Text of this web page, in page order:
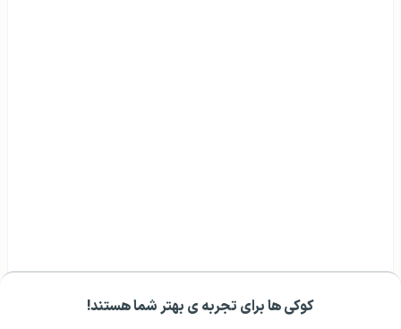
کوکی ها برای تجربه ی بهتر شما هستند!